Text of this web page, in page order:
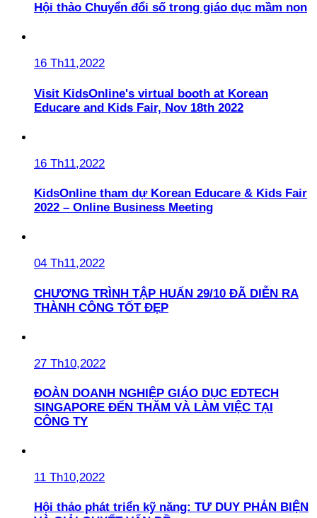
Hội thảo Chuyển đổi số trong giáo dục mầm non
16 Th11,2022
Visit KidsOnline's virtual booth at Korean
Educare and Kids Fair, Nov 18th 2022
16 Th11,2022
KidsOnline tham dự Korean Educare & Kids Fair
2022 – Online Business Meeting
04 Th11,2022
CHƯƠNG TRÌNH TẬP HUẤN 29/10 ĐÃ DIỄN RA
THÀNH CÔNG TỐT ĐẸP
27 Th10,2022
ĐOÀN DOANH NGHIỆP GIÁO DỤC EDTECH
SINGAPORE ĐẾN THĂM VÀ LÀM VIỆC TẠI
CÔNG TY
11 Th10,2022
Hội thảo phát triển kỹ năng: TƯ DUY PHẢN BIỆN